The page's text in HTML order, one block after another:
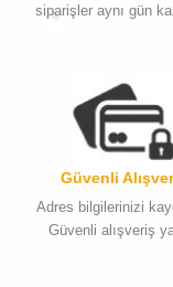
siparişler aynı gün
Güvenli
Adres bilgilerinizi
Güvenli alışveriş